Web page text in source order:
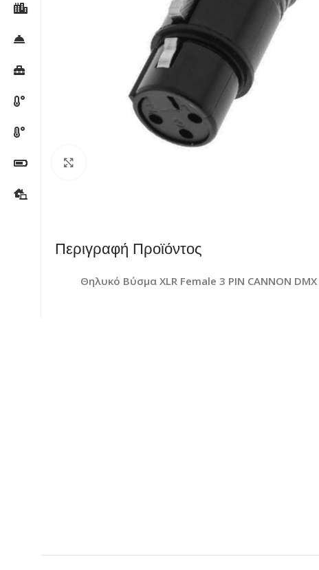
Περιγραφή Προϊόντος
Θηλυκό Βύσμα XLR Female 3 PIN CANNON